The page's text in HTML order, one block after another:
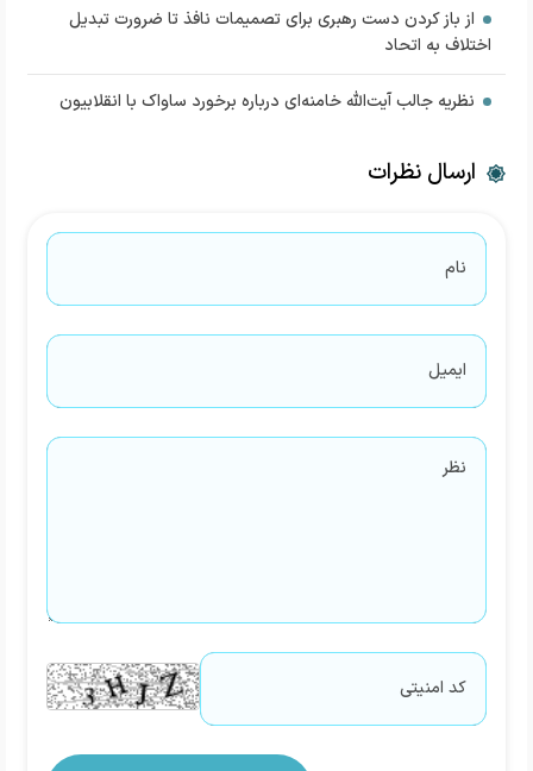
از باز کردن دست رهبری برای تصمیمات نافذ تا ضرورت تبدیل
اختلاف به اتحاد
نظریه جالب آیت‌الله خامنه‌ای درباره برخورد ساواک با انقلابیون
ارسال نظرات